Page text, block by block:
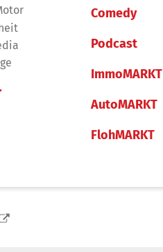
Comedy
Podcast
ImmoMARKT
AutoMARKT
FlohMARKT